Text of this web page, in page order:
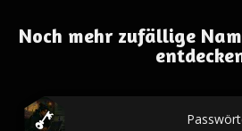
Noch mehr zufällige